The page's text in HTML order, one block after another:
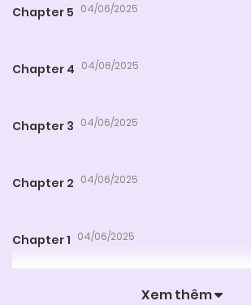
Chapter 5 04/06/2025
Chapter 4 04/06/2025
Chapter 3 04/06/2025
Chapter 2 04/06/2025
Chapter 1 04/06/2025
Xem thêm